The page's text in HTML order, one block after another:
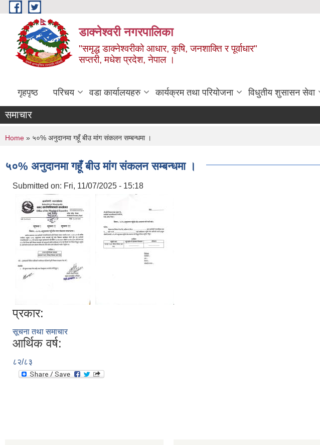
Skip to main content
डाक्नेश्वरी नगरपालिका
"समृद्ध डाक्नेश्वरीको आधार, कृषि, जनशाक्ति र पूर्वाधार"
सप्तरी, मधेश प्रदेश, नेपाल ।
गृहपृष्ठ परिचय वडा कार्यालयहरु कार्यक्रम तथा परियोजना विधुतीय शुसासन सेवा
समाचार
You are here
Home » ५०% अनुदानमा गहूँ बीउ मांग संकलन सम्बन्धमा ।
५०% अनुदानमा गहूँ बीउ मांग संकलन सम्बन्धमा ।
Submitted on: Fri, 11/07/2025 - 15:18
प्रकार:
सूचना तथा समाचार
आर्थिक वर्ष:
८२/८३